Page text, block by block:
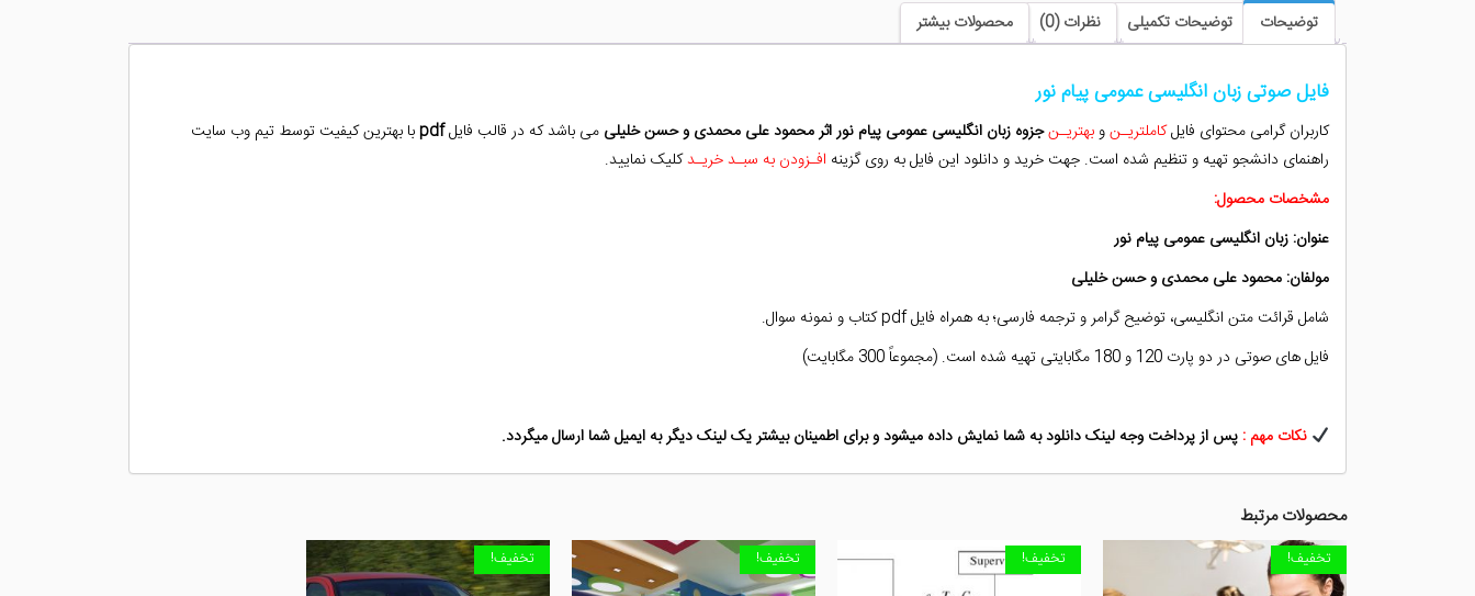
توضیحات توضیحات تکمیلی نظرات (0) محصولات بیشتر
فایل صوتی زبان انگلیسی عمومی پیام نور
کاربران گرامی محتوای فایلکاملتریـنوبهتریـنجزوه زبان انگلیسی عمومی پیام نوراثر محمود علی محمدی و حسن خلیلی می باشد که در قالب فایلpdfبا بهترین کیفیت توسط تیم وب سایت
راهنمای دانشجو تهیه و تنظیم شده است. جهت خرید و دانلود این فایل به روی گزینه افـزودن به سبـد خریـدکلیک نمایید.
مشخصات محصول:
عنوان: زبان انگلیسی عمومی پیام نور
مولفان: محمود علی محمدی و حسن خلیلی
شامل قرائت متن انگلیسی، توضیح گرامر و ترجمه فارسی؛ به همراه فایل pdf کتاب و نمونه سوال.
فایل های صوتی در دو پارت 120 و 180 مگابایتی تهیه شده است. (مجموعاً 300 مگابایت)
نکات مهم : پس از پرداخت وجه لینک دانلود به شما نمایش داده میشود و برای اطمینان بیشتر یک لینک دیگر به ایمیل شما ارسال میگردد.
محصولات مرتبط
تخفیف! تخفیف! تخفیف! تخفیف!